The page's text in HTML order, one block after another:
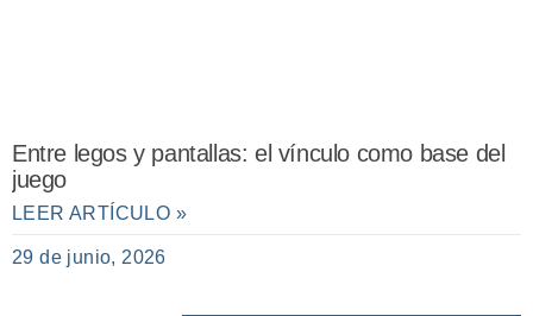
Entre legos y pantallas: el vínculo como base del
juego
LEER ARTÍCULO »
29 de junio, 2026